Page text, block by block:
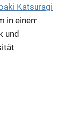
Katsuragi
in einem
und